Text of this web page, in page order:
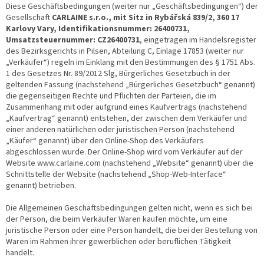
Diese Geschäftsbedingungen (weiter nur „Geschäftsbedingungen“) der
Gesellschaft CARLAINE s.r.o., mit Sitz in Rybářská 839/2, 360 17
Karlovy Vary, Identifikationsnummer: 26400731,
Umsatzsteuernummer: CZ26400731, eingetragen im Handelsregister
des Bezirksgerichts in Pilsen, Abteilung C, Einlage 17853 (weiter nur
„Verkäufer“) regeln im Einklang mit den Bestimmungen des § 1751 Abs.
1 des Gesetzes Nr. 89/2012 Slg, Bürgerliches Gesetzbuch in der
geltenden Fassung (nachstehend „Bürgerliches Gesetzbuch“ genannt)
die gegenseitigen Rechte und Pflichten der Parteien, die im
Zusammenhang mit oder aufgrund eines Kaufvertrags (nachstehend
„Kaufvertrag“ genannt) entstehen, der zwischen dem Verkäufer und
einer anderen natürlichen oder juristischen Person (nachstehend
„Käufer“ genannt) über den Online-Shop des Verkäufers
abgeschlossen wurde. Der Online-Shop wird vom Verkäufer auf der
Website www.carlaine.com (nachstehend „Website“ genannt) über die
Schnittstelle der Website (nachstehend „Shop-Web-Interface“
genannt) betrieben.
Die Allgemeinen Geschäftsbedingungen gelten nicht, wenn es sich bei
der Person, die beim Verkäufer Waren kaufen möchte, um eine
juristische Person oder eine Person handelt, die bei der Bestellung von
Waren im Rahmen ihrer gewerblichen oder beruflichen Tätigkeit
handelt.